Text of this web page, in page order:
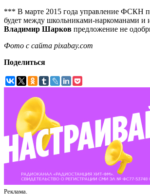
*** В марте 2015 года управление ФСКН
будет между школьниками-наркоманами и
Владимир Шарков предложение не
Фото с сайта pixabay.com
Поделиться
Реклама.